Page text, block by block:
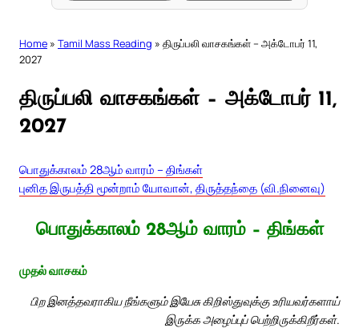
Home » Tamil Mass Reading » திருப்பலி வாசகங்கள் – அக்டோபர் 11,
2027
திருப்பலி வாசகங்கள் – அக்டோபர் 11,
2027
பொதுக்காலம் 28ஆம் வாரம் – திங்கள்
புனித இருபத்தி மூன்றாம் யோவான், திருத்தந்தை (வி.நினைவு)
பொதுக்காலம் 28ஆம் வாரம் – திங்கள்
முதல் வாசகம்
பிற இனத்தவராகிய நீங்களும் இயேசு கிறிஸ்துவுக்கு உரியவர்களாய்
இருக்க அழைப்புப் பெற்றிருக்கிறீர்கள்.